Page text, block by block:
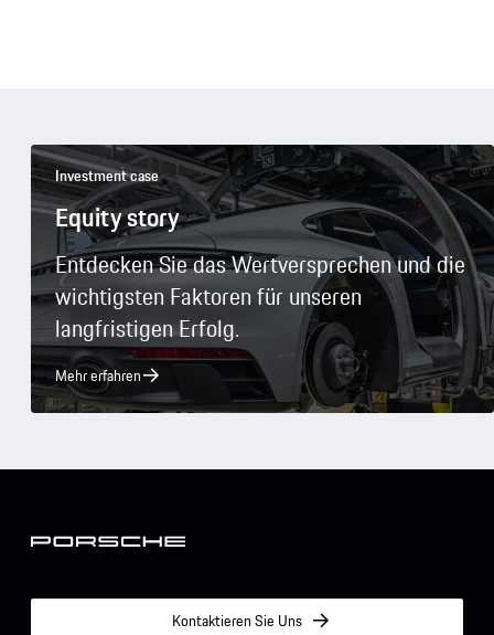
Investment case
Equity story
Entdecken Sie das Wertversprechen und die
wichtigsten Faktoren für unseren
langfristigen Erfolg.
Mehr erfahren
Kontaktieren Sie Uns